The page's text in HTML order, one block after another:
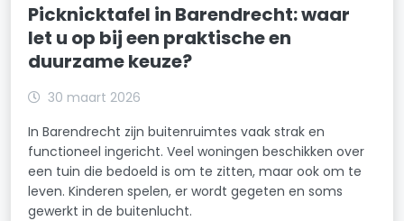
Picknicktafel in Barendrecht: waar
let u op bij een praktische en
duurzame keuze?
30 maart 2026
In Barendrecht zijn buitenruimtes vaak strak en
functioneel ingericht. Veel woningen beschikken over
een tuin die bedoeld is om te zitten, maar ook om te
leven. Kinderen spelen, er wordt gegeten en soms
gewerkt in de buitenlucht.